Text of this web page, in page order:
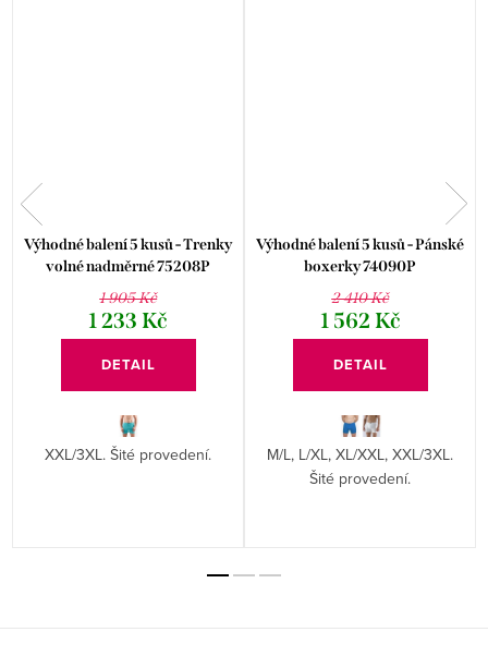
Výhodné balení 5 kusů - Trenky
volné nadměrné 75208P
1 905 Kč
1 233 Kč
DETAIL
XXL/3XL. Šité provedení.
Výhodné balení 5 kusů - Pánské
boxerky 74090P
2 410 Kč
1 562 Kč
DETAIL
M/L, L/XL, XL/XXL, XXL/3XL.
Šité provedení.